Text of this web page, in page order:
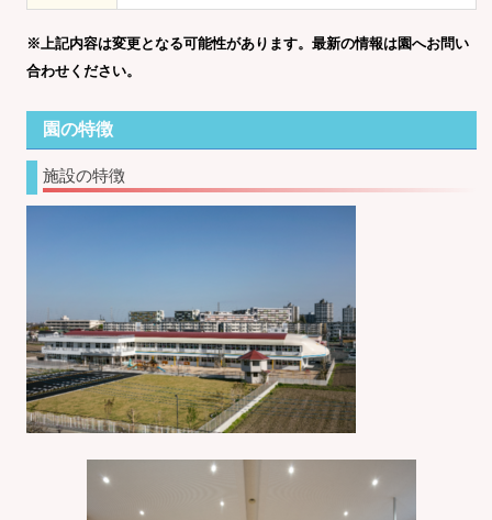
※上記内容は変更となる可能性があります。最新の情報は園へお問い
合わせください。
園の特徴
施設の特徴